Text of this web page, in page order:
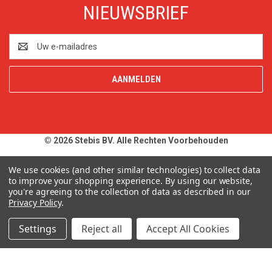
NIEUWSBRIEF
mailadres
© 2026 Stebis BV. Alle Rechten Voorbehouden
Alle prijzen en specificaties zijn onder voorbehoud, exclusief BTW,
zolang de voorraad strekt. Afbeeldingen van producten kunnen
afwijken van de werkelijkheid. Op al onze aanbiedingen en
leveringen zijn onze
toepassing. Wij wijzen u uitdrukkelijk op onzePrivacy Policy
Typefouten alsmede prijswijzigingen uitdrukkelijk voorbehouden.
We use cookies (and other similar technologies) to collect data
to improve your shopping experience. By using our website,
you're agreeing to the collection of data as described in our
Privacy Policy.
Settings Reject all Accept All Cookies